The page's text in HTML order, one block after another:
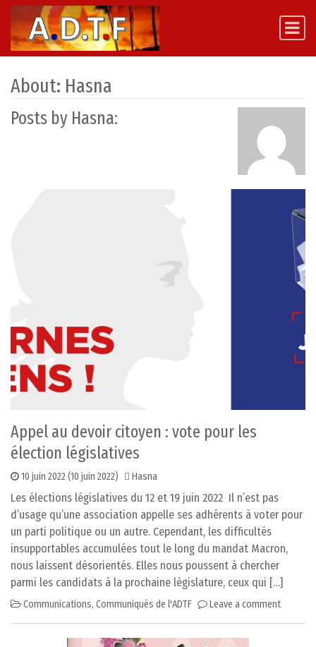
Skip to content
Main Navigation
About: Hasna
Posts by Hasna:
Appel au devoir citoyen : vote pour les
élection législatives
10 juin 2022(10 juin 2022) Hasna
Les élections législatives du 12 et 19 juin 2022 Il n’est pas
d’usage qu’une association appelle ses adhérents à voter pour
un parti politique ou un autre. Cependant, les difficultés
insupportables accumulées tout le long du mandat Macron,
nous laissent désorientés. Elles nous poussent à chercher
parmi les candidats à la prochaine législature, ceux qui […]
Communications, Communiqués de l'ADTF Leave a comment